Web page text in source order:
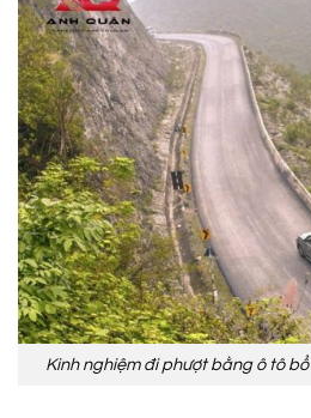
Kinh nghiệm đi phượt bằng ô tô